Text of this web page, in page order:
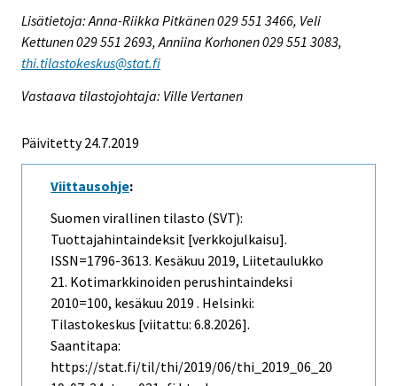
Lisätietoja: Anna-Riikka Pitkänen 029 551 3466, Veli
Kettunen 029 551 2693, Anniina Korhonen 029 551 3083,
thi.tilastokeskus@stat.fi
Vastaava tilastojohtaja: Ville Vertanen
Päivitetty 24.7.2019
Viittausohje:
Suomen virallinen tilasto (SVT):
Tuottajahintaindeksit [verkkojulkaisu].
ISSN=1796-3613. Kesäkuu 2019, Liitetaulukko
21. Kotimarkkinoiden perushintaindeksi
2010=100, kesäkuu 2019 . Helsinki:
Tilastokeskus [viitattu: 6.8.2026].
Saantitapa:
https://stat.fi/til/thi/2019/06/thi_2019_06_20